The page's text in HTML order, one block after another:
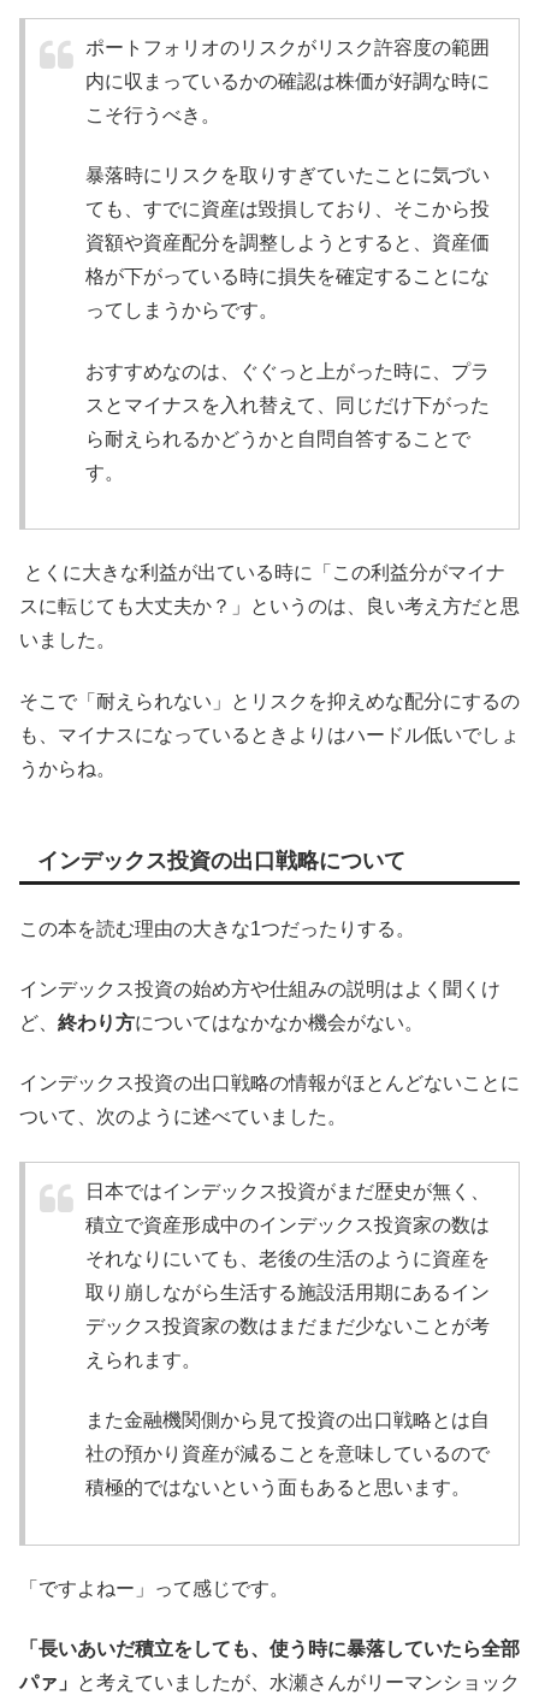
ポートフォリオのリスクがリスク許容度の範囲
内に収まっているかの確認は株価が好調な時に
こそ行うべき。
暴落時にリスクを取りすぎていたことに気づい
ても、すでに資産は毀損しており、そこから投
資額や資産配分を調整しようとすると、資産価
格が下がっている時に損失を確定することにな
ってしまうからです。
おすすめなのは、ぐぐっと上がった時に、プラ
スとマイナスを入れ替えて、同じだけ下がった
ら耐えられるかどうかと自問自答することで
す。
とくに大きな利益が出ている時に「この利益分がマイナ
スに転じても大丈夫か？」というのは、良い考え方だと思
いました。
そこで「耐えられない」とリスクを抑えめな配分にするの
も、マイナスになっているときよりはハードル低いでしょ
うからね。
インデックス投資の出口戦略について
この本を読む理由の大きな1つだったりする。
インデックス投資の始め方や仕組みの説明はよく聞くけ
ど、 終わり方についてはなかなか機会がない。
インデックス投資の出口戦略の情報がほとんどないことに
ついて、次のように述べていました。
日本ではインデックス投資がまだ歴史が無く、
積立で資産形成中のインデックス投資家の数は
それなりにいても、老後の生活のように資産を
取り崩しながら生活する施設活用期にあるイン
デックス投資家の数はまだまだ少ないことが考
えられます。
また金融機関側から見て投資の出口戦略とは自
社の預かり資産が減ることを意味しているので
積極的ではないという面もあると思います。
「ですよねー」って感じです。
「長いあいだ積立をしても、使う時に暴落していたら全部
パァ」
と考えていましたが、水瀬さんがリーマンショック